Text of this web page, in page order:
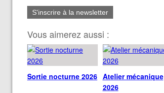
S'inscrire à la newsletter
Vous aimerez aussi :
Sortie nocturne 2026 Atelier mécanique
2026